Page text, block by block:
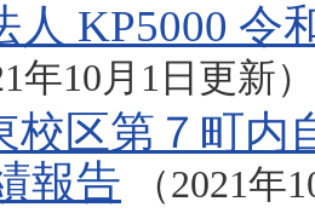
人 KP5000
年10月1日更新）
校区第７町
報告
（2021年